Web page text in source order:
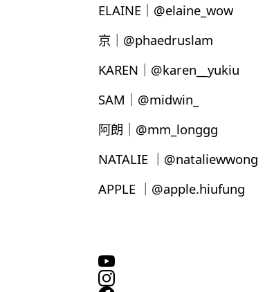
ELAINE｜@elaine_wow
京｜@phaedruslam
KAREN｜@karen__yukiu
SAM｜@midwin_
阿朗｜@mm_longgg
NATALIE ｜@nataliewwong
APPLE ｜@apple.hiufung